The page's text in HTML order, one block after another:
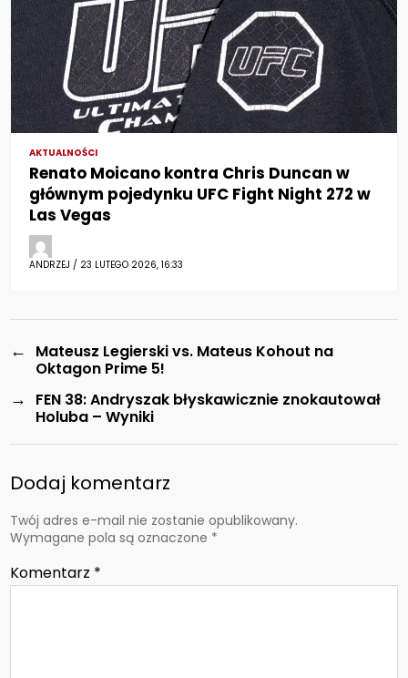
AKTUALNOŚCI
Renato Moicano kontra Chris Duncan w
głównym pojedynku UFC Fight Night 272 w
Las Vegas
ANDRZEJ / 23 LUTEGO 2026, 16:33
←
Mateusz Legierski vs. Mateus Kohout na
Oktagon Prime 5!
→
FEN 38: Andryszak błyskawicznie znokautował
Holuba – Wyniki
Dodaj komentarz
Twój adres e-mail nie zostanie opublikowany.
Wymagane pola są oznaczone *
Komentarz *